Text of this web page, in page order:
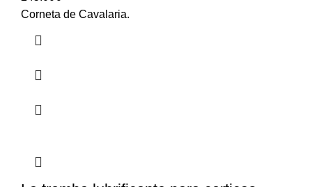
Corneta de Cavalaria.